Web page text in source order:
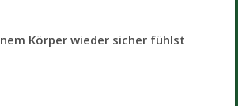
Körper wieder sicher fühlst